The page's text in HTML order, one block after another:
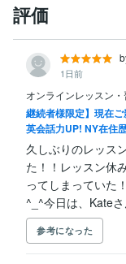
ーパーや修士論
献を読んできま
え、日々のEメ
の対応、プレゼ
プの実施、専門
と対応力も身に
いつから何歳か
英語が話せるよ
にたてれば嬉し
会話に限らず英
います。また会
きな未来を目指
評価
1日前
オンラインレッスン
継続者様限定】現在
英会話力UP! NY在住
久しぶりのレッス
た！！レッスン休
ってしまっていた
^_^今日は、Kate
参考になった